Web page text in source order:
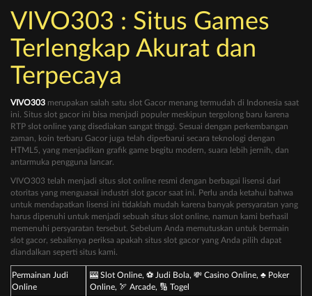
VIVO303 : Situs Games
Terlengkap Akurat dan
Terpecaya
VIVO303 merupakan salah satu slot Gacor menang termudah di Indonesia saat
ini. Situs slot gacor ini bisa menjadi populer meskipun tergolong baru karena
RTP slot online yang disediakan sangat tinggi. Sesuai dengan perkembangan
zaman, koin terbaru Gacor juga telah diperbarui secara teknologi dengan
HTML5, yang menjadikan grafik game begitu modern, suara lebih jernih, dan
antarmuka pengguna lancar.
VIVO303 telah menjadi situs slot online resmi dengan berbagai lisensi dari
otoritas yang menguasai industri slot gacor saat ini. Perlu anda ketahui bahwa
untuk mendapatkan lisensi ini tidaklah mudah karena banyak persyaratan yang
harus dipenuhi untuk menjadi sebuah situs slot online, namun kami berhasil
memenuhi persyaratan tersebut. Sebelum Anda memutuskan untuk bermain
slot gacor, sebaiknya periksa apakah situs slot gacor yang Anda pilih dapat
diandalkan seperti situs kami.
Permainan Judi
Online
🎰 Slot Online, ⚽ Judi Bola, 💸 Casino Online, ♣ Poker
Online, 🏹 Arcade, 🔢 Togel